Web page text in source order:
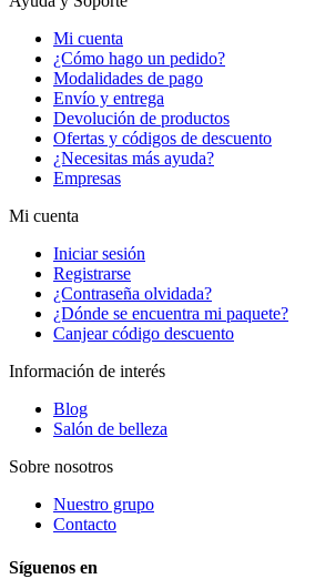
Mi cuenta
¿Cómo hago un pedido?
Modalidades de pago
Envío y entrega
Devolución de productos
Ofertas y códigos de descuento
¿Necesitas más ayuda?
Empresas
Mi cuenta
Iniciar sesión
Registrarse
¿Contraseña olvidada?
¿Dónde se encuentra mi paquete?
Canjear código descuento
Información de interés
Blog
Salón de belleza
Sobre nosotros
Nuestro grupo
Contacto
Síguenos en